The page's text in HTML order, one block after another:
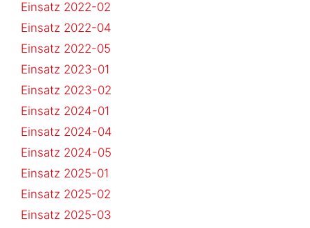
Einsatz 2022-02
Einsatz 2022-04
Einsatz 2022-05
Einsatz 2023-01
Einsatz 2023-02
Einsatz 2024-01
Einsatz 2024-04
Einsatz 2024-05
Einsatz 2025-01
Einsatz 2025-02
Einsatz 2025-03